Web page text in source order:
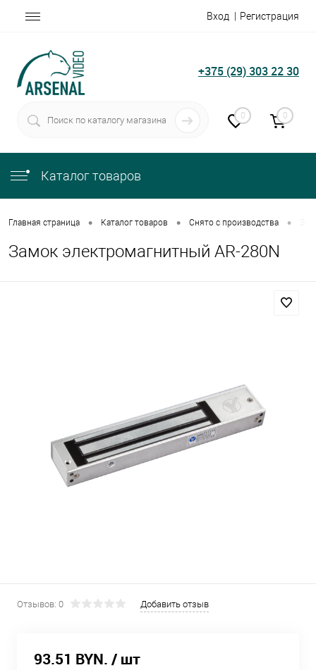
Вход Регистрация
+375 (29) 303 22 30
0 0
Каталог товаров
Главная страница • Каталог товаров • Снято с производства •
Замок электромагнитный AR-280N
Отзывов: 0 Добавить отзыв
93.51 BYN. / шт